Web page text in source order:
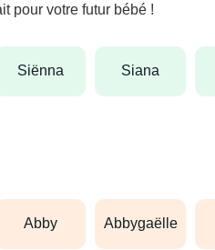
pour votre futur bébé !
siënna siana
abby abbygaëlle